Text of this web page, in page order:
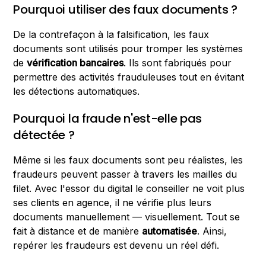
Pourquoi utiliser des faux documents ?
De la contrefaçon à la falsification, les faux
documents sont utilisés pour tromper les systèmes
devérification bancaires. Ils sont fabriqués pour
permettre des activités frauduleuses tout en évitant
les détections automatiques.
Pourquoi la fraude n'est-elle pas
détectée ?
Même si les faux documents sont peu réalistes, les
fraudeurs peuvent passer à travers les mailles du
filet. Avec l'essor du digital le conseiller ne voit plus
ses clients en agence, il ne vérifie plus leurs
documents manuellement — visuellement. Tout se
fait à distance et de manière automatisée. Ainsi,
repérer les fraudeurs est devenu un réel défi.